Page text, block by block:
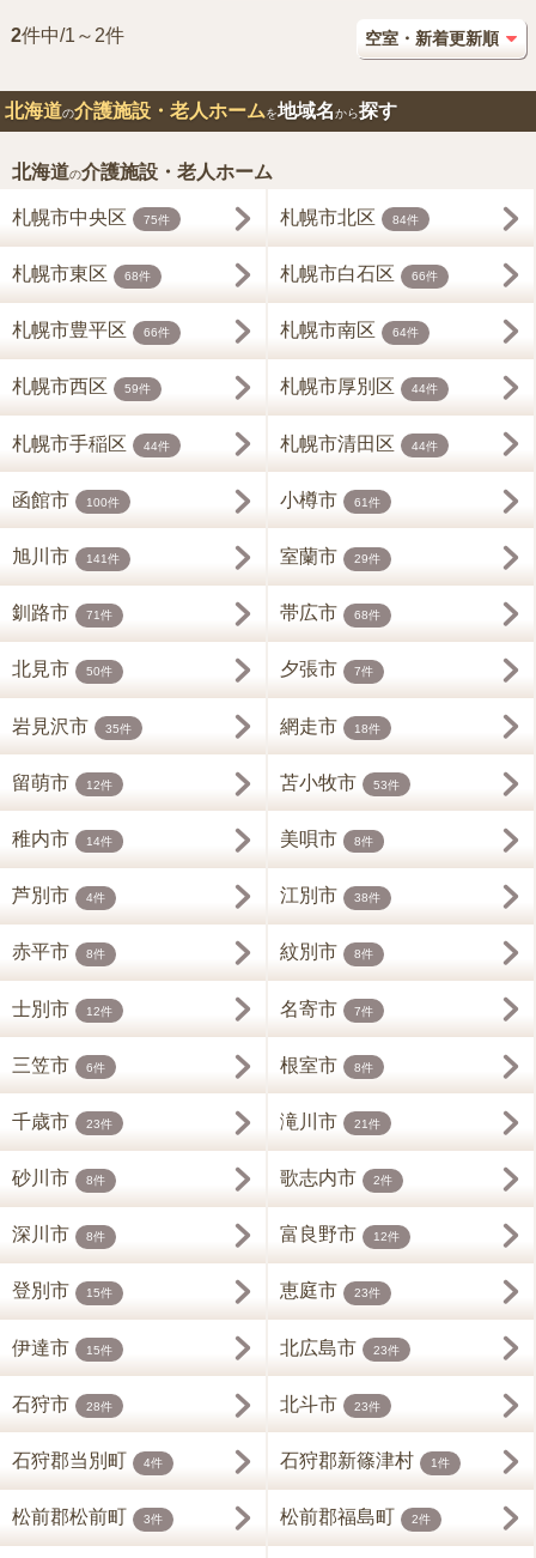
2件中/1～2件
北海道の介護施設・老人ホームを地域名から探す
北海道の介護施設・老人ホーム
札幌市中央区 75件 札幌市北区 84件
札幌市東区 68件 札幌市白石区 66件
札幌市豊平区 66件 札幌市南区 64件
札幌市西区 59件 札幌市厚別区 44件
札幌市手稲区 44件 札幌市清田区 44件
函館市 100件 小樽市 61件
旭川市 141件 室蘭市 29件
釧路市 71件 帯広市 68件
北見市 50件 夕張市 7件
岩見沢市 35件 網走市 18件
留萌市 12件 苫小牧市 53件
稚内市 14件 美唄市 8件
芦別市 4件 江別市 38件
赤平市 8件 紋別市 8件
士別市 12件 名寄市 7件
三笠市 6件 根室市 8件
千歳市 23件 滝川市 21件
砂川市 8件 歌志内市 2件
深川市 8件 富良野市 12件
登別市 15件 恵庭市 23件
伊達市 15件 北広島市 23件
石狩市 28件 北斗市 23件
石狩郡当別町 4件 石狩郡新篠津村 1件
松前郡松前町 3件 松前郡福島町 2件